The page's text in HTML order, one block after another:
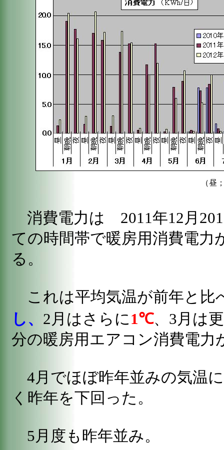
（昼
消費電力は 2011年12月
ての時間帯で暖房用消費電力
る。
これは平均気温が前年と比
し、 2月はさらに1℃、3月は
分の暖房用エアコン消費電
4月でほぼ昨年並みの気温
く昨年を下回った。
5月度も昨年並み。